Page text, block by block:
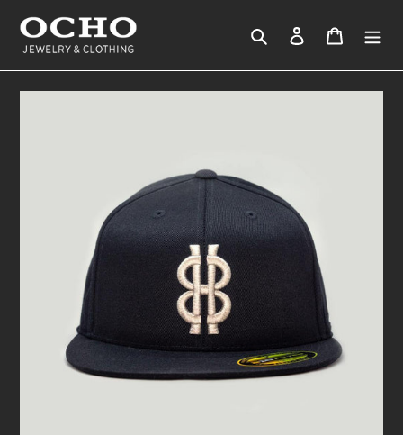
ン
検索 ログインカート